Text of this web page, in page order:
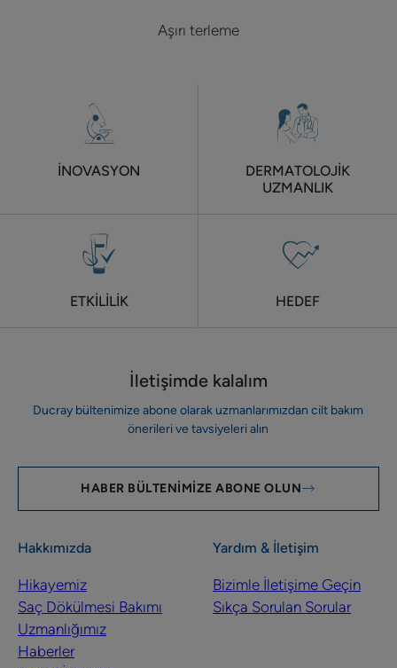
Aşırı terleme
İNOVASYON
DERMATOLOJİK
UZMANLIK
ETKİLİLİK HEDEF
İletişimde kalalım
Ducray bültenimize abone olarak uzmanlarımızdan cilt bakım
önerileri ve tavsiyeleri alın
HABER BÜLTENIMIZE ABONE OLUN
Hakkımızda
Hikayemiz
Saç Dökülmesi Bakımı
Uzmanlığımız
Haberler
Yardım & İletişim
Bizimle İletişime Geçin
Sıkça Sorulan Sorular